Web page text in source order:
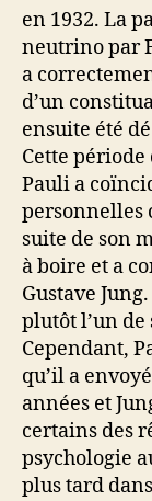
en 1932. La
neutrino par
a
d’un
ensuite été
Cette
Pauli a
personnelles
suite de son
à boire et a
Gustave
plutôt l’un de
Cependant,
qu’il a
années et
certains des
psychologie
plus tard